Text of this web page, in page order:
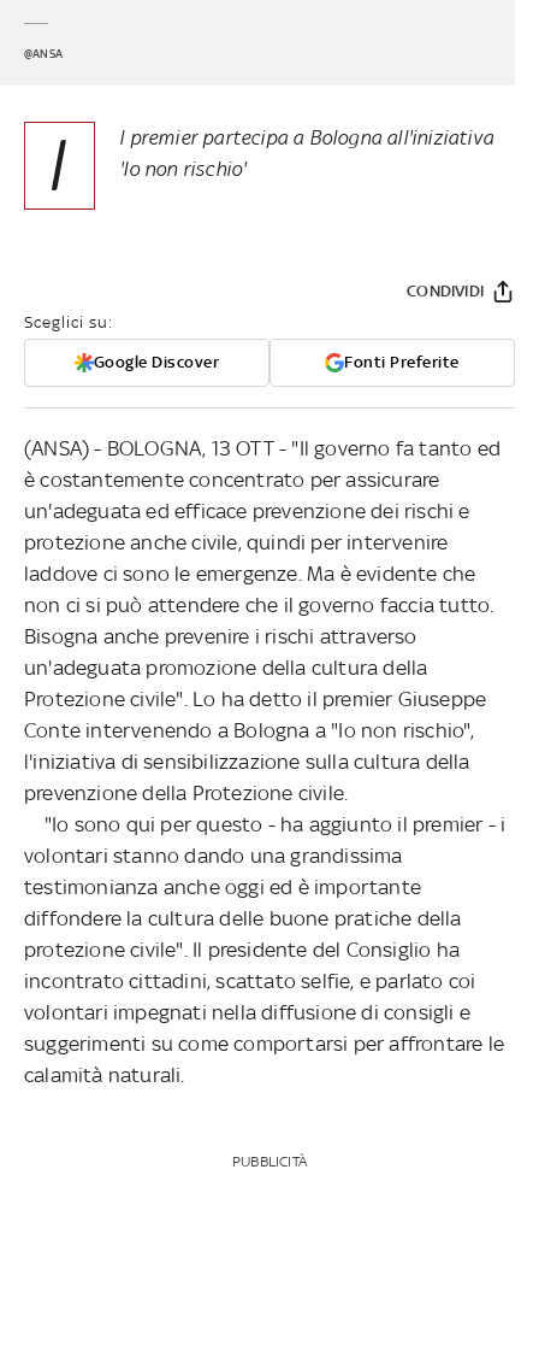
@ANSA
I
l premier partecipa a Bologna all'iniziativa
'Io non rischio'
Sceglici su:
Google Discover Fonti Preferite
CONDIVIDI
(ANSA) - BOLOGNA, 13 OTT - "Il governo fa tanto ed
è costantemente concentrato per assicurare
un'adeguata ed efficace prevenzione dei rischi e
protezione anche civile, quindi per intervenire
laddove ci sono le emergenze. Ma è evidente che
non ci si può attendere che il governo faccia tutto.
Bisogna anche prevenire i rischi attraverso
un'adeguata promozione della cultura della
Protezione civile". Lo ha detto il premier Giuseppe
Conte intervenendo a Bologna a "Io non rischio",
l'iniziativa di sensibilizzazione sulla cultura della
prevenzione della Protezione civile.
"Io sono qui per questo - ha aggiunto il premier - i
volontari stanno dando una grandissima
testimonianza anche oggi ed è importante
diffondere la cultura delle buone pratiche della
protezione civile". Il presidente del Consiglio ha
incontrato cittadini, scattato selfie, e parlato coi
volontari impegnati nella diffusione di consigli e
suggerimenti su come comportarsi per affrontare le
calamità naturali.
PUBBLICITÀ